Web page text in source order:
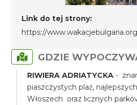
Link do tej strony:
https://
GDZIE
RIWIERA ADRIATYCKA-
piaszczystych plaż,
Włoszech oraz licznych